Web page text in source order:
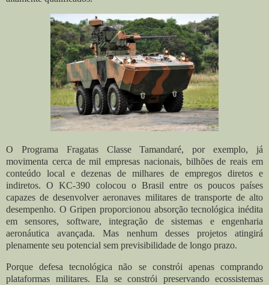
O Programa Fragatas Classe Tamandaré, por exemplo, já
movimenta cerca de mil empresas nacionais, bilhões de reais em
conteúdo local e dezenas de milhares de empregos diretos e
indiretos. O KC-390 colocou o Brasil entre os poucos países
capazes de desenvolver aeronaves militares de transporte de alto
desempenho. O Gripen proporcionou absorção tecnológica inédita
em sensores, software, integração de sistemas e engenharia
aeronáutica avançada. Mas nenhum desses projetos atingirá
plenamente seu potencial sem previsibilidade de longo prazo.
Porque defesa tecnológica não se constrói apenas comprando
plataformas militares. Ela se constrói preservando ecossistemas